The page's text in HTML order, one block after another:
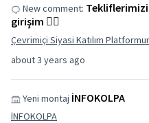
about 3 years ago
New comment:
girişim 👌🏽
Çevrimiçi Siyasi Katılım
Yeni montaj İNFOKOLPA
İNFOKOLPA